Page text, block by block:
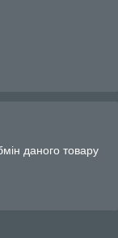
даного товару